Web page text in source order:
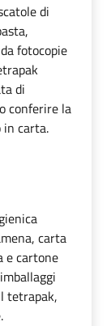
di
fotocopie
di
conferire la
carta.
carta
e cartone
tetrapak,